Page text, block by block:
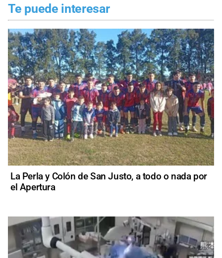
Te puede interesar
La Perla y Colón de San Justo, a todo o nada por
el Apertura